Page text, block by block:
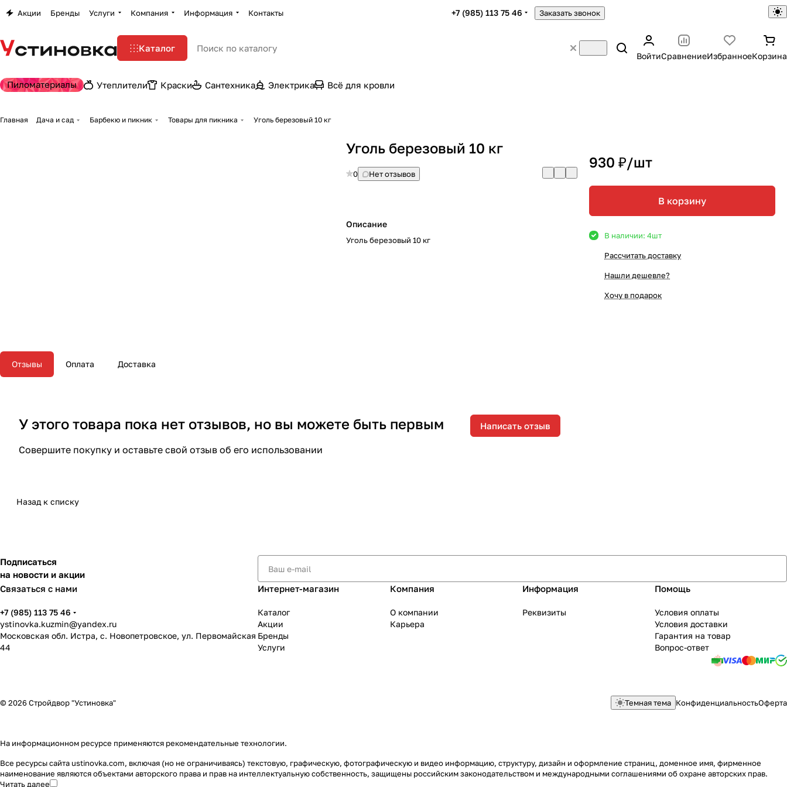
Акции Бренды Услуги Компания Информация Контакты +7 (985) 113 75 46 Заказать звонок
Каталог
ВойтиСравнениеИзбранноеКорзина
Пиломатериалы Утеплители Краски Сантехника Электрика Всё для кровли
Главная Дача и сад Барбекю и пикник Товары для пикника Уголь березовый 10 кг
Уголь березовый 10 кг
0 Нет отзывов
Описание
Уголь березовый 10 кг
930 ₽/шт
В корзину
В наличии: 4шт
Рассчитать доставку
Нашли дешевле?
Хочу в подарок
Отзывы Оплата Доставка
У этого товара пока нет отзывов, но вы можете быть первым
Совершите покупку и оставьте свой отзыв об его использовании
Написать отзыв
Назад к списку
Подписаться
на новости и акции
Связаться с нами
+7 (985) 113 75 46
ystinovka.kuzmin@yandex.ru
Московская обл. Истра, с. Новопетровское, ул. Первомайская
44
Интернет-магазин
Каталог
Акции
Бренды
Услуги
Компания
О компании
Карьера
Информация
Реквизиты
Помощь
Условия оплаты
Условия доставки
Гарантия на товар
Вопрос-ответ
© 2026 Стройдвор "Устиновка" Темная тема КонфиденциальностьОферта
На информационном ресурсе применяются рекомендательные технологии.
Все ресурсы сайта ustinovka.com, включая (но не ограничиваясь) текстовую, графическую, фотографическую и видео информацию, структуру, дизайн и оформление страниц, доменное имя, фирменное
наименование являются объектами авторского права и прав на интеллектуальную собственность, защищены российским законодательством и международными соглашениями об охране авторских прав.
Читать далее